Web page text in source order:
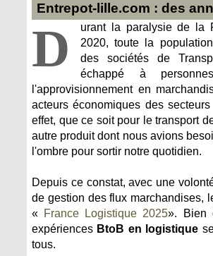
Entrepot-lille.com : des
D
urant la paralysie de la
2020, toute la
des sociétés de
échappé à
l'approvisionnement en
acteurs économiques des
effet, que ce soit pour le transport
autre produit dont nous avions
l'ombre pour sortir notre quotidien.
Depuis ce constat, avec une
de gestion des flux marchandises,
« France Logistique 2025». Bien
expériences BtoB en logistique
tous.